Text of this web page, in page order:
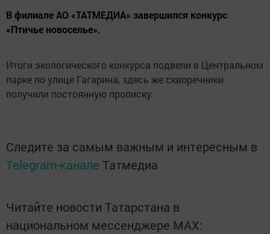
В филиале АО «ТАТМЕДИА» завершился конкурс
«Птичье новоселье».
Итоги экологического конкурса подвели в Центральном
парке по улице Гагарина, здесь же скворечники
получили постоянную прописку.
Следите за самым важным и интересным в
Telegram-канале Татмедиа
Читайте новости Татарстана в
национальном мессенджере MАХ: